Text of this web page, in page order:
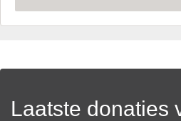
Laatste donaties